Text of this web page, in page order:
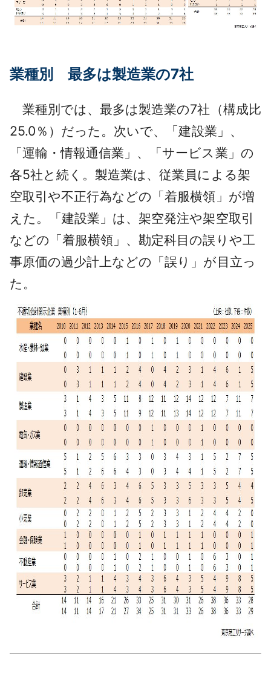
業種別 最多は製造業の7社
業種別では、最多は製造業の7社（構成比
25.0％）だった。次いで、「建設業」、
「運輸・情報通信業」、「サービス業」の
各5社と続く。製造業は、従業員による架
空取引や不正行為などの「着服横領」が増
えた。「建設業」は、架空発注や架空取引
などの「着服横領」、勘定科目の誤りや工
事原価の過少計上などの「誤り」が目立っ
た。